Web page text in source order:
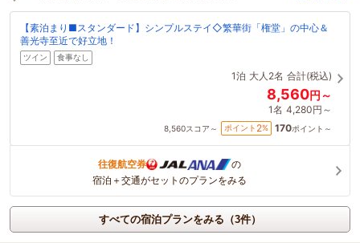
【素泊まり■スタンダード】シンプルステイ◇繁華街「権堂」の中心＆
善光寺至近で好立地！
ツイン 食事なし
1泊 大人2名 合計(税込)
8,560円～
1名 4,280円～
8,560スコア～ ポイント 2% 170ポイント～
往復航空券
の
宿泊＋交通がセットのプランをみる
すべての宿泊プランをみる（3件）